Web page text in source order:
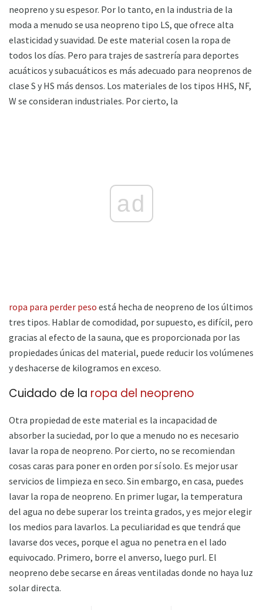
neopreno y su espesor. Por lo tanto, en la industria de la
moda a menudo se usa neopreno tipo LS, que ofrece alta
elasticidad y suavidad. De este material cosen la ropa de
todos los días. Pero para trajes de sastrería para deportes
acuáticos y subacuáticos es más adecuado para neoprenos de
clase S y HS más densos. Los materiales de los tipos HHS, NF,
W se consideran industriales. Por cierto, la
ad
ropa para perder peso está hecha de neopreno de los últimos
tres tipos. Hablar de comodidad, por supuesto, es difícil, pero
gracias al efecto de la sauna, que es proporcionada por las
propiedades únicas del material, puede reducir los volúmenes
y deshacerse de kilogramos en exceso.
Cuidado de la ropa del neopreno
Otra propiedad de este material es la incapacidad de
absorber la suciedad, por lo que a menudo no es necesario
lavar la ropa de neopreno. Por cierto, no se recomiendan
cosas caras para poner en orden por sí solo. Es mejor usar
servicios de limpieza en seco. Sin embargo, en casa, puedes
lavar la ropa de neopreno. En primer lugar, la temperatura
del agua no debe superar los treinta grados, y es mejor elegir
los medios para lavarlos. La peculiaridad es que tendrá que
lavarse dos veces, porque el agua no penetra en el lado
equivocado. Primero, borre el anverso, luego purl. El
neopreno debe secarse en áreas ventiladas donde no haya luz
solar directa.